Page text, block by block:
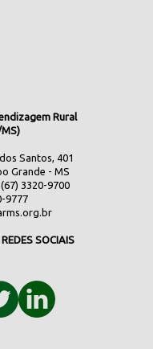
Rural
Santos, 401
Grande - MS
3320-9700
9777
SOCIAIS